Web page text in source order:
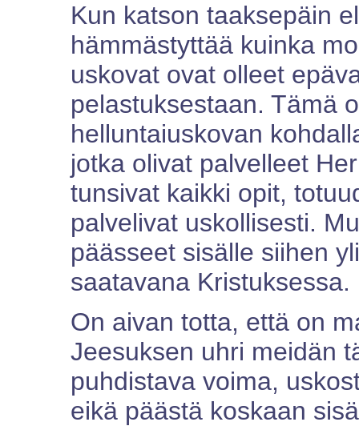
Kun katson taaksepäin
hämmästyttää kuinka
uskovat ovat olleet
pelastuksestaan. Tämä
helluntaiuskovan
jotka olivat palvelleet
tunsivat kaikki opit,
palvelivat uskollisesti.
päässeet sisälle siihen
saatavana Kristuksessa.
On aivan totta, että on
Jeesuksen uhri meidän
puhdistava voima,
eikä päästä koskaan